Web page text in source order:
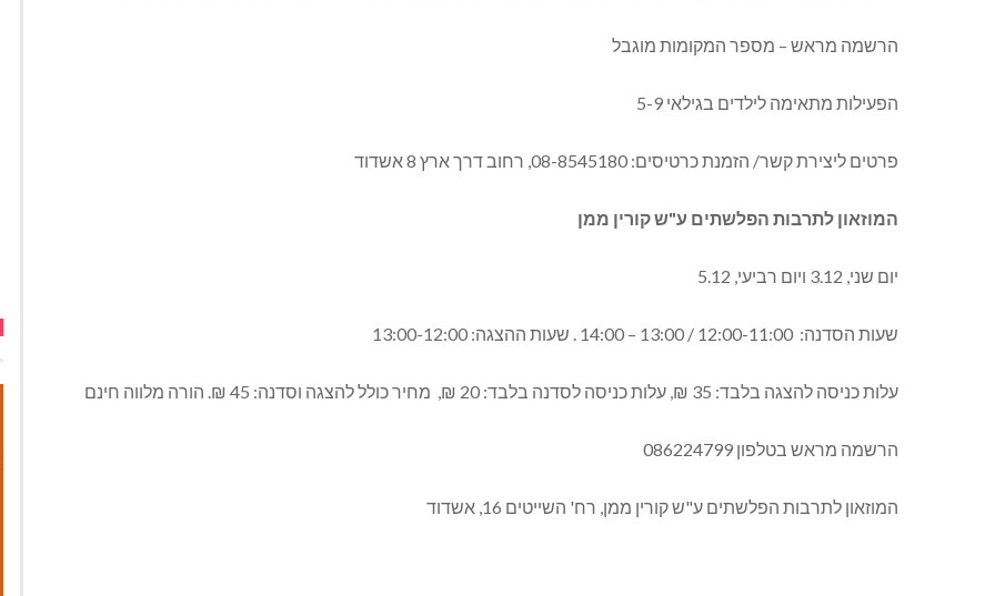
הרשמה מראש – מספר המקומות מוגבל
הפעילות מתאימה לילדים בגילאי 5-9
פרטים ליצירת קשר/ הזמנת כרטיסים: 08-8545180, רחוב דרך ארץ 8 אשדוד
המוזאון לתרבות הפלשתים ע"ש קורין ממן
יום שני, 3.12 ויום רביעי, 5.12
שעות הסדנה: 12:00-11:00 / 13:00 – 14:00 . שעות ההצגה: 13:00-12:00
עלות כניסה להצגה בלבד: 35 ₪, עלות כניסה לסדנה בלבד: 20 ₪, מחיר כולל להצגה וסדנה: 45 ₪. הורה מלווה חינם
הרשמה מראש בטלפון 086224799
המוזאון לתרבות הפלשתים ע"ש קורין ממן, רח' השייטים 16, אשדוד